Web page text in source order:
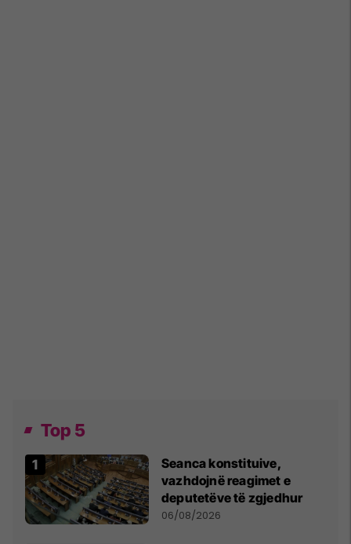
Top 5
Seanca konstituive,
vazhdojnë reagimet e
deputetëve të zgjedhur
06/08/2026